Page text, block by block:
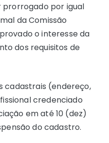
prorrogado por igual
da Comissão
o interesse da
dos requisitos de
cadastrais (endereço,
credenciado
em até 10 (dez)
do cadastro.